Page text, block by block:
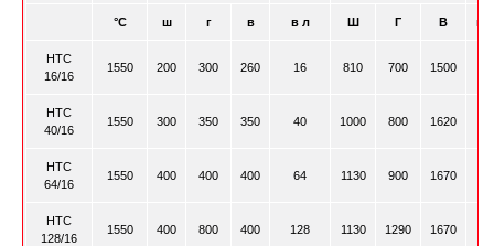
°C ш г в в л Ш Г В
HTC
16/16
1550 200 300 260 16 810 700 1500
HTC
40/16
1550 300 350 350 40 1000 800 1620
HTC
64/16
1550 400 400 400 64 1130 900 1670
HTC
128/16
1550 400 800 400 128 1130 1290 1670